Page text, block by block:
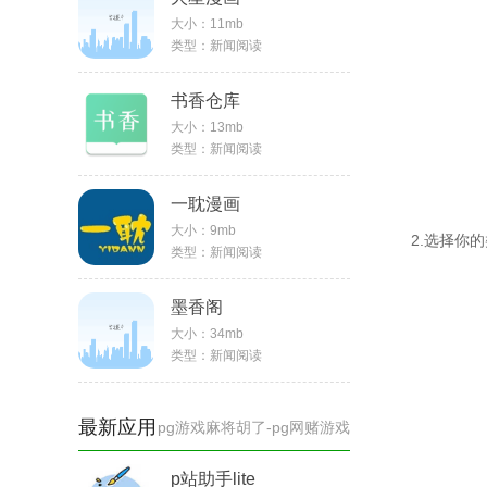
大小： 11mb
类型： 新闻阅读
书香仓库
大小： 13mb
类型： 新闻阅读
一耽漫画
大小： 9mb
类型： 新闻阅读
墨香阁
大小： 34mb
类型： 新闻阅读
pg游戏麻将胡了-pg网赌游戏
最新应用
p站助手lite
2.选择你